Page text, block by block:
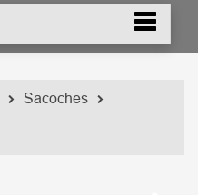
Sacoches